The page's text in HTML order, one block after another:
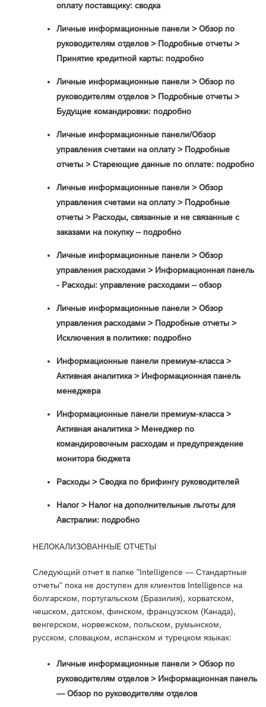
оплату поставщику: сводка
Личные информационные панели > Обзор по
руководителям отделов > Подробные отчеты >
Принятие кредитной карты: подробно
Личные информационные панели > Обзор по
руководителям отделов > Подробные отчеты >
Будущие командировки: подробно
Личные информационные панели/Обзор
управления счетами на оплату > Подробные
отчеты > Стареющие данные по оплате: подробно
Личные информационные панели > Обзор
управления счетами на оплату > Подробные
отчеты > Расходы, связанные и не связанные с
заказами на покупку – подробно
Личные информационные панели > Обзор
управления расходами > Информационная панель
- Расходы: управление расходами – обзор
Личные информационные панели > Обзор
управления расходами > Подробные отчеты >
Исключения в политике: подробно
Информационные панели премиум-класса >
Активная аналитика > Информационная панель
менеджера
Информационные панели премиум-класса >
Активная аналитика > Менеджер по
командировочным расходам и предупреждение
монитора бюджета
Расходы > Сводка по брифингу руководителей
Налог > Налог на дополнительные льготы для
Австралии: подробно
НЕЛОКАЛИЗОВАННЫЕ ОТЧЕТЫ
Следующий отчет в папке "Intelligence — Стандартные
отчеты" пока не доступен для клиентов Intelligence на
болгарском, португальском (Бразилия), хорватском,
чешском, датском, финском, французском (Канада),
венгерском, норвежском, польском, румынском,
русском, словацком, испанском и турецком языках:
Личные информационные панели > Обзор по
руководителям отделов > Информационная панель
— Обзор по руководителям отделов